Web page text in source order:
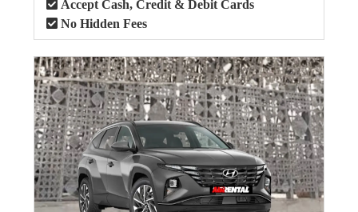
Accept Cash, Credit & Debit Cards
No Hidden Fees